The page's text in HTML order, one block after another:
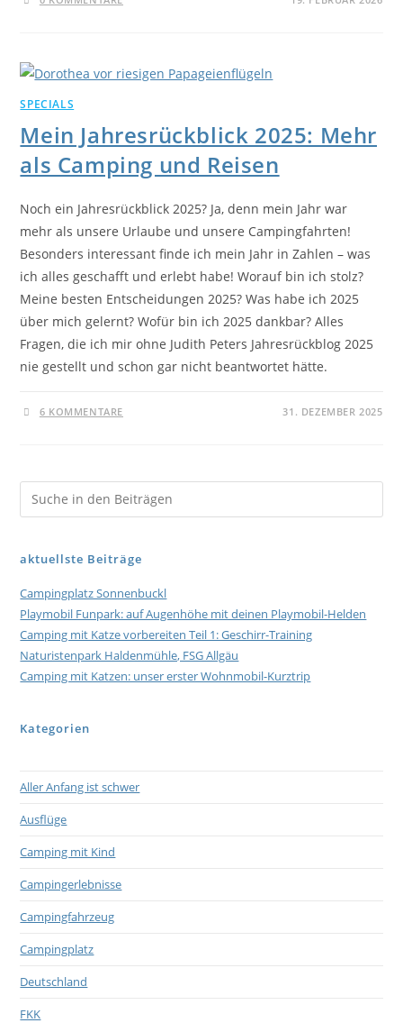
SPECIALS
Mein Jahresrückblick 2025: Mehr
als Camping und Reisen
Noch ein Jahresrückblick 2025? Ja, denn mein Jahr war
mehr als unsere Urlaube und unsere Campingfahrten!
Besonders interessant finde ich mein Jahr in Zahlen – was
ich alles geschafft und erlebt habe! Worauf bin ich stolz?
Meine besten Entscheidungen 2025? Was habe ich 2025
über mich gelernt? Wofür bin ich 2025 dankbar? Alles
Fragen, die ich mir ohne Judith Peters Jahresrückblog 2025
nie gestellt und schon gar nicht beantwortet hätte.
6 KOMMENTARE 31. DEZEMBER 2025
aktuellste Beiträge
Campingplatz Sonnenbuckl
Playmobil Funpark: auf Augenhöhe mit deinen Playmobil-Helden
Camping mit Katze vorbereiten Teil 1: Geschirr-Training
Naturistenpark Haldenmühle, FSG Allgäu
Camping mit Katzen: unser erster Wohnmobil-Kurztrip
Kategorien
Aller Anfang ist schwer
Ausflüge
Camping mit Kind
Campingerlebnisse
Campingfahrzeug
Campingplatz
Deutschland
FKK